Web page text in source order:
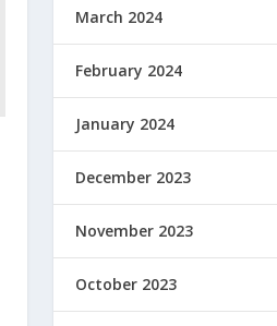
March 2024
February 2024
January 2024
December 2023
November 2023
October 2023